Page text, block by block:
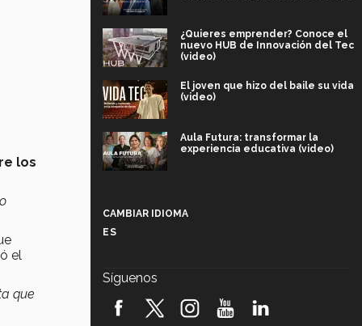
los
el
que
¿Quieres emprender? Conoce el
nuevo HUB de Innovación del Tec
(video)
El joven que hizo del baile su vida
(video)
Aula Futura: transformar la
experiencia educativa (video)
robótica FIRST 2026! (video)
CAMBIAR IDIOMA
ES
Síguenos